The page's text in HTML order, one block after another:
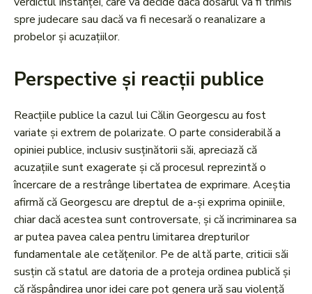
spre judecare sau dacă va fi necesară o reanalizare a
probelor și acuzațiilor.
Perspective și reacții publice
Reacțiile publice la cazul lui Călin Georgescu au fost
variate și extrem de polarizate. O parte considerabilă a
opiniei publice, inclusiv susținătorii săi, apreciază că
acuzațiile sunt exagerate și că procesul reprezintă o
încercare de a restrânge libertatea de exprimare. Aceștia
afirmă că Georgescu are dreptul de a-și exprima opiniile,
chiar dacă acestea sunt controversate, și că incriminarea sa
ar putea pavea calea pentru limitarea drepturilor
fundamentale ale cetățenilor. Pe de altă parte, criticii săi
susțin că statul are datoria de a proteja ordinea publică și
că răspândirea unor idei care pot genera ură sau violență